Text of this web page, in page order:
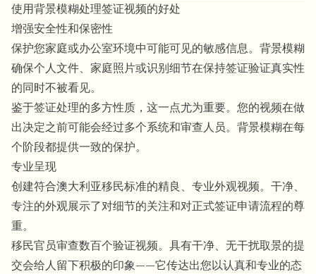
使用背景模糊处理签证视频的好处
增强安全性和保密性
保护您家庭或办公室环境中可能可见的敏感信息。 背景模糊
确保个人文件、家庭照片或识别细节在保持签证验证真实性
的同时不被看见。
鉴于签证处理的多方性质，这一点尤为重要。您的视频在做
出决定之前可能会经过多个系统和审查人员。背景模糊在每
个阶段都提供一致的保护。
专业呈现
创建符合澳大利亚移民标准的精良、专业外观视频。干净、
专注的外观展示了对细节的关注和对正式签证申请流程的尊
重。
移民官员审查数百个验证视频。具有干净、无干扰取景的提
交会给人留下积极的印象——它传达出您以认真和专业的态